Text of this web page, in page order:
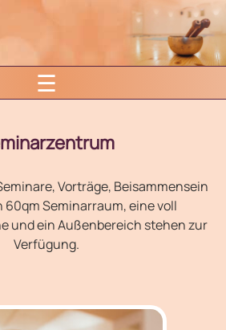
☰
Vorträge, Beisammensein
60qm Seminarraum, eine voll
und ein Außenbereich stehen zur
Verfügung.